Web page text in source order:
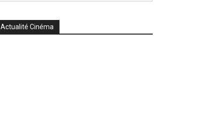
Actualité Cinéma